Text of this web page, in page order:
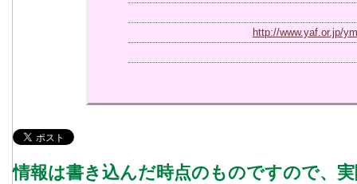
http://www.yaf.or.jp/
情報は書き込んだ時点のものですので、